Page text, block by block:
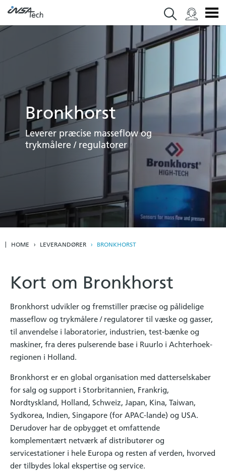
Bronkhorst
Leverer præcise masseflow og
trykmålere / regulatorer
HOME LEVERANDØRER BRONKHORST
Kort om Bronkhorst
Bronkhorst udvikler og fremstiller præcise og pålidelige
masseflow og trykmålere / regulatorer til væske og gasser,
til anvendelse i laboratorier, industrien, test-bænke og
maskiner, fra deres pulserende base i Ruurlo i Achterhoek-
regionen i Holland.
Bronkhorst er en global organisation med datterselskaber
for salg og support i Storbritannien, Frankrig,
Nordtyskland, Holland, Schweiz, Japan, Kina, Taiwan,
Sydkorea, Indien, Singapore (for APAC-lande) og USA.
Derudover har de opbygget et omfattende
komplementært netværk af distributører og
servicestationer i hele Europa og resten af verden, hvorved
der tilbydes lokal ekspertise og service.